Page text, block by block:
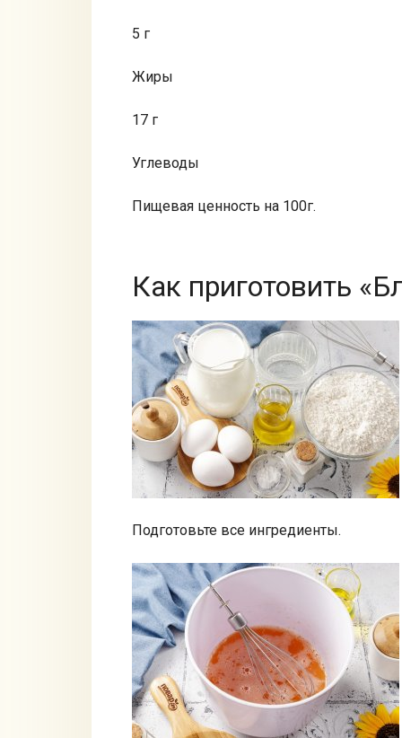
5 г
Жиры
17 г
Углеводы
Пищевая ценность на 100г.
Как приготовить
Подготовьте все ингредиенты.